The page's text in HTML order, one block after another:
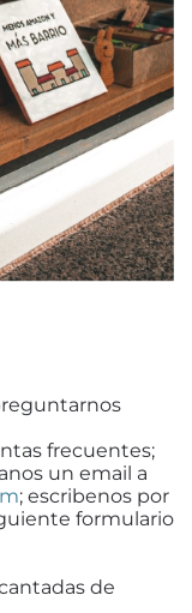
frecuentes;
un email a
; escribenos por
formulario
de